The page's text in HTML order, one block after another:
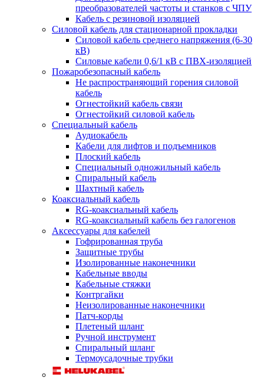
преобразователей частоты и станков с ЧПУ
Кабель с резиновой изоляцией
Силовой кабель для стационарной прокладки
Силовой кабель среднего напряжения (6-30
кВ)
Силовые кабели 0,6/1 кВ с ПВХ-изоляцией
Пожаробезопасный кабель
Не распространяющий горения силовой
кабель
Огнестойкий кабель связи
Огнестойкий силовой кабель
Специальный кабель
Аудиокабель
Кабели для лифтов и подъемников
Плоский кабель
Специальный одножильный кабель
Спиральный кабель
Шахтный кабель
Коаксиальный кабель
RG-коаксиальный кабель
RG-коаксиальный кабель без галогенов
Аксессуары для кабелей
Гофрированная труба
Защитные трубы
Изолированные наконечники
Кабельные вводы
Кабельные стяжки
Контргайки
Неизолированные наконечники
Патч-корды
Плетеный шланг
Ручной инструмент
Спиральный шланг
Термоусадочные трубки